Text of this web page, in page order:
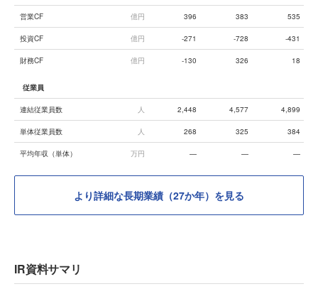
営業CF 億円 396 383 535
投資CF 億円 -271 -728 -431
財務CF 億円 -130 326 18
従業員
連結従業員数 人 2,448 4,577 4,899
単体従業員数 人 268 325 384
平均年収（単体） 万円 — — —
より詳細な長期業績（27か年）を見る
IR資料サマリ